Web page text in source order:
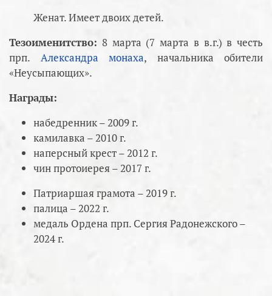
Женат. Имеет двоих детей.
Тезоименитство: 8 марта (7 марта в в.г.) в честь
прп. Александра монаха, начальника обители
«Неусыпающих».
Награды:
набедренник – 2009 г.
камилавка – 2010 г.
наперсный крест – 2012 г.
чин протоиерея – 2017 г.
Патриаршая грамота – 2019 г.
палица – 2022 г.
медаль Ордена прп. Сергия Радонежского –
2024 г.